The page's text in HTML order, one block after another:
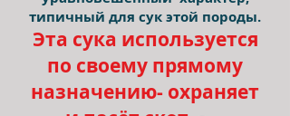
типичный для сук этой породы.
Эта сука используется
по своему прямому
назначению- охраняет